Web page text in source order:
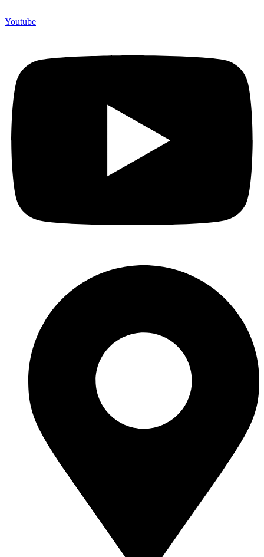
Youtube